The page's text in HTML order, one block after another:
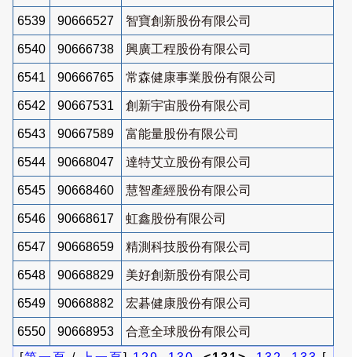
6539 90666527 智寶創新股份有限公司
6540 90666738 興廣工程股份有限公司
6541 90666765 常森健康事業股份有限公司
6542 90667531 創新宇宙股份有限公司
6543 90667589 富能量股份有限公司
6544 90668047 達特艾立股份有限公司
6545 90668460 慧智產經股份有限公司
6546 90668617 虹鑫股份有限公司
6547 90668659 精測科技股份有限公司
6548 90668829 美好創新股份有限公司
6549 90668882 宏碁健康股份有限公司
6550 90668953
合意全球股份有限公司